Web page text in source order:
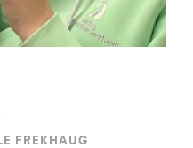
FREKHAUG